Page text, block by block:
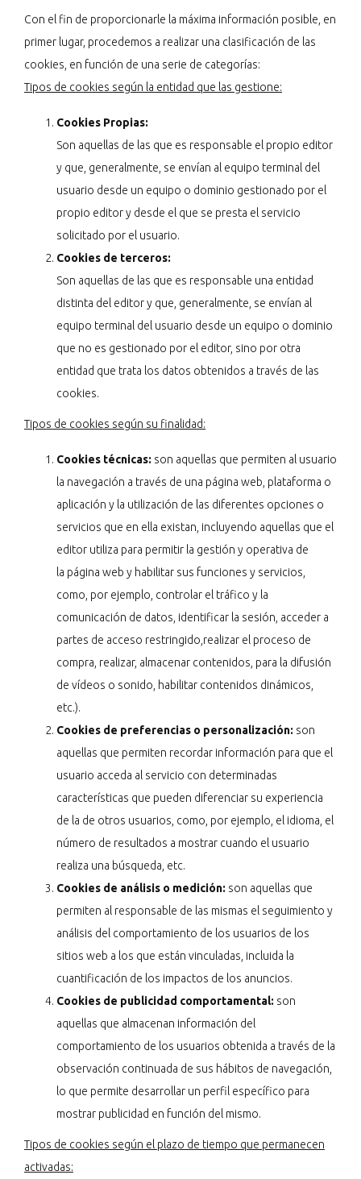
Con el fin de proporcionarle la máxima información posible, en
primer lugar, procedemos a realizar una clasificación de las
cookies, en función de una serie de categorías:
Tipos de cookies según la entidad que las gestione:
Cookies Propias:
Son aquellas de las que es responsable el propio editor
y que, generalmente, se envían al equipo terminal del
usuario desde un equipo o dominio gestionado por el
propio editor y desde el que se presta el servicio
solicitado por el usuario.
Cookies de terceros:
Son aquellas de las que es responsable una entidad
distinta del editor y que, generalmente, se envían al
equipo terminal del usuario desde un equipo o dominio
que no es gestionado por el editor, sino por otra
entidad que trata los datos obtenidos a través de las
cookies.
Tipos de cookies según su finalidad:
Cookies técnicas: son aquellas que permiten al usuario
la navegación a través de una página web, plataforma o
aplicación y la utilización de las diferentes opciones o
servicios que en ella existan, incluyendo aquellas que el
editor utiliza para permitir la gestión y operativa de
la página web y habilitar sus funciones y servicios,
como, por ejemplo, controlar el tráfico y la
comunicación de datos, identificar la sesión, acceder a
partes de acceso restringido,realizar el proceso de
compra, realizar, almacenar contenidos, para la difusión
de vídeos o sonido, habilitar contenidos dinámicos,
etc.).
Cookies de preferencias o personalización: son
aquellas que permiten recordar información para que el
usuario acceda al servicio con determinadas
características que pueden diferenciar su experiencia
de la de otros usuarios, como, por ejemplo, el idioma, el
número de resultados a mostrar cuando el usuario
realiza una búsqueda, etc.
Cookies de análisis o medición: son aquellas que
permiten al responsable de las mismas el seguimiento y
análisis del comportamiento de los usuarios de los
sitios web a los que están vinculadas, incluida la
cuantificación de los impactos de los anuncios.
Cookies de publicidad comportamental: son
aquellas que almacenan información del
comportamiento de los usuarios obtenida a través de la
observación continuada de sus hábitos de navegación,
lo que permite desarrollar un perfil específico para
mostrar publicidad en función del mismo.
Tipos de cookies según el plazo de tiempo que permanecen
activadas: